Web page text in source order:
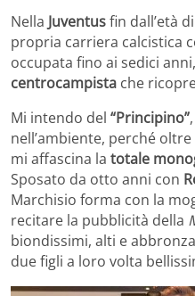
Nella Juventusfin dall’età
propria carriera calcistica
occupata fino ai sedici
centrocampista che
Mi intendo del “Principino”
nell’ambiente, perché
mi affascina la totale
Sposato da otto anni con
Marchisio forma con la
recitare la pubblicità della
biondissimi, alti e
due figli a loro volta